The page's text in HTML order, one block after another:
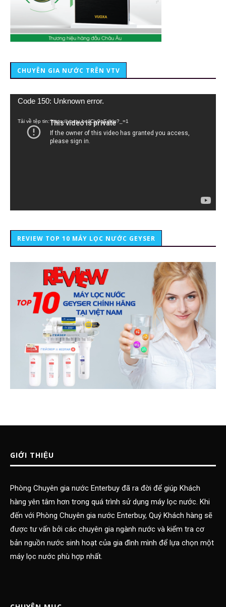
CHUYÊN GIA NƯỚC TRÊN VTV
Trình
Code 150: Unknown error.
Tải về tệp tin: https://youtu.be/lCiy9qEdklo?_=1
REVIEW TOP 10 MÁY LỌC NƯỚC GEYSER
GIỚI THIỆU
Phòng Chuyên gia nước Enterbuy đã ra đời để giúp Khách
hàng yên tâm hơn trong quá trình sử dụng máy lọc nước. Khi
đến với Phòng Chuyên gia nước Enterbuy, Quý Khách hàng sẽ
được tư vấn bởi các chuyên gia ngành nước và kiểm tra cơ
bản nguồn nước sinh hoạt của gia đình mình để lựa chọn một
máy lọc nước phù hợp nhất.